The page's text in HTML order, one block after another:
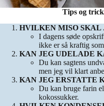
Tips og
HVILKEN MISO SKAL
I dagens søde
ikke er så kraftig
KAN JEG UDELADE
Du kan sagtens
men jeg vil klart
KAN JEG ERSTATTE
Du kan bruge farin
kokossukker.